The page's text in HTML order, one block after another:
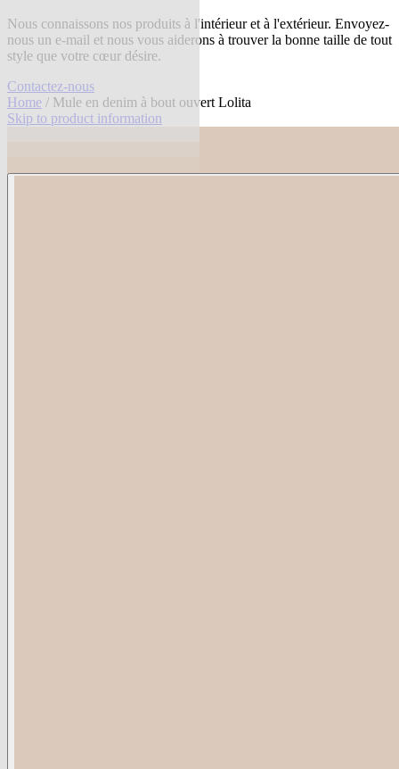
Nous connaissons nos produits à l'intérieur et à l'extérieur. Envoyez-
nous un e-mail et nous vous aiderons à trouver la bonne taille de tout
style que votre cœur désire.
Contactez-nous
Home / Mule en denim à bout ouvert Lolita
Skip to product information